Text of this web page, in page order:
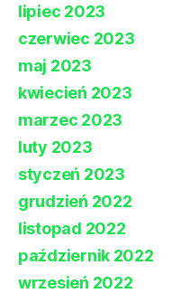
lipiec 2023
czerwiec 2023
maj 2023
kwiecień 2023
marzec 2023
luty 2023
styczeń 2023
grudzień 2022
listopad 2022
październik 2022
wrzesień 2022